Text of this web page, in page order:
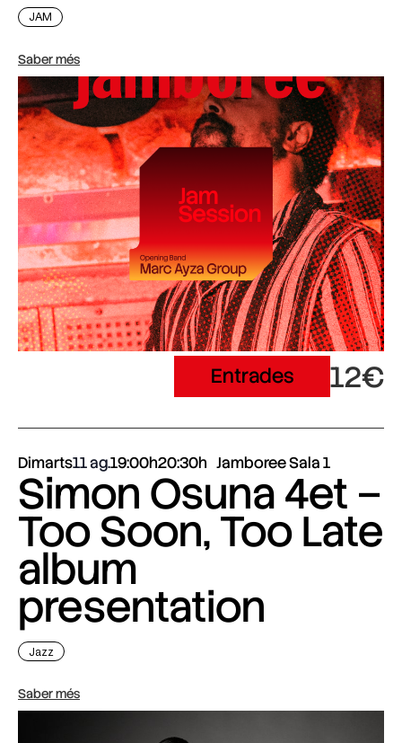
JAM
Saber més
Entrades 12€
Dimarts11 ag.19:00h20:30h Jamboree Sala 1
Simon Osuna 4et –
Too Soon, Too Late
album
presentation
Jazz
Saber més